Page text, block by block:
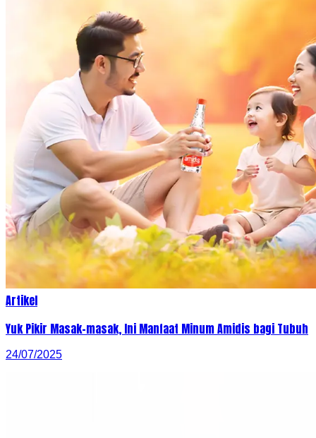
Artikel
Yuk Pikir Masak-masak, Ini Manfaat Minum Amidis bagi Tubuh
24/07/2025